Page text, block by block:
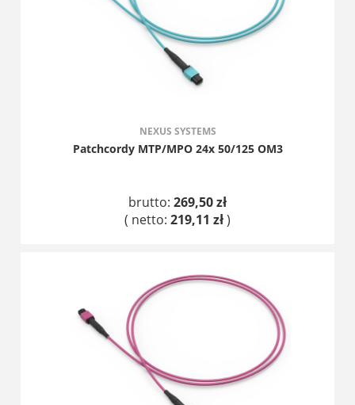
NEXUS SYSTEMS
Patchcordy MTP/MPO 24x 50/125 OM3
brutto: 269,50 zł
( netto: 219,11 zł)